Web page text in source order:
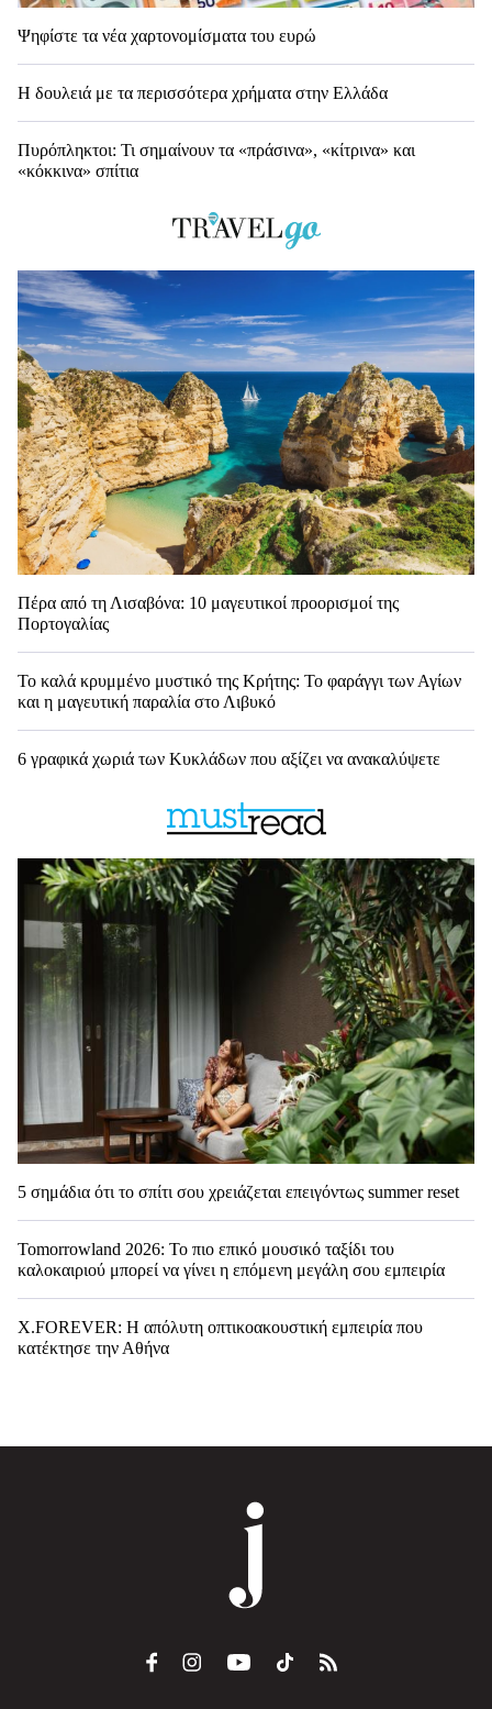
Ψηφίστε τα νέα χαρτονομίσματα του ευρώ
Η δουλειά με τα περισσότερα χρήματα στην Ελλάδα
Πυρόπληκτοι: Τι σημαίνουν τα «πράσινα», «κίτρινα» και
«κόκκινα» σπίτια
Πέρα από τη Λισαβόνα: 10 μαγευτικοί προορισμοί της
Πορτογαλίας
Το καλά κρυμμένο μυστικό της Κρήτης: Το φαράγγι των Αγίων
και η μαγευτική παραλία στο Λιβυκό
6 γραφικά χωριά των Κυκλάδων που αξίζει να ανακαλύψετε
5 σημάδια ότι το σπίτι σου χρειάζεται επειγόντως summer reset
Tomorrowland 2026: Το πιο επικό μουσικό ταξίδι του
καλοκαιριού μπορεί να γίνει η επόμενη μεγάλη σου εμπειρία
X.FOREVER: Η απόλυτη οπτικοακουστική εμπειρία που
κατέκτησε την Αθήνα